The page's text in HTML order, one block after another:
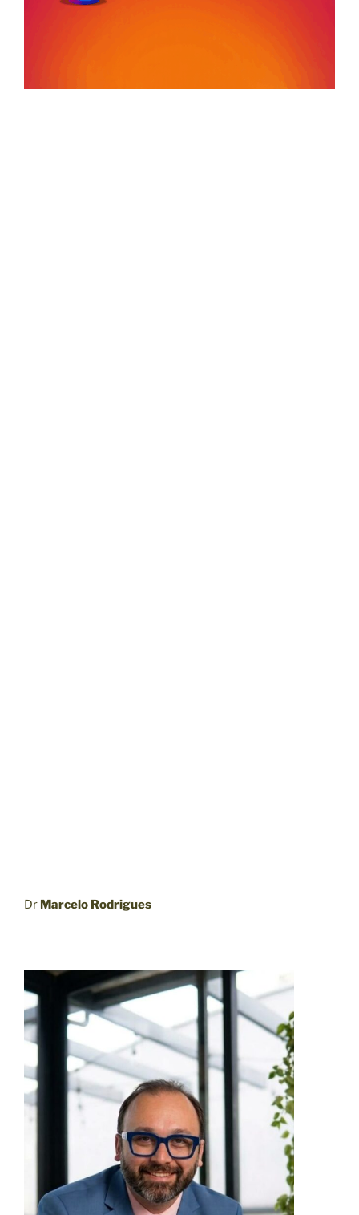
Dr Marcelo Rodrigues